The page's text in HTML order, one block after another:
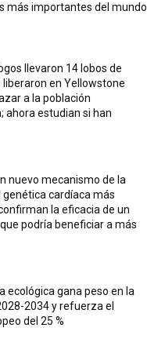
más importantes del mundo
llevaron 14 lobos de
liberaron en Yellowstone
a la población
ahora estudian si han
nuevo mecanismo de la
cardíaca más
la eficacia de un
podría beneficiar a más
ecológica gana peso en la
2034 y refuerza el
del 25 %